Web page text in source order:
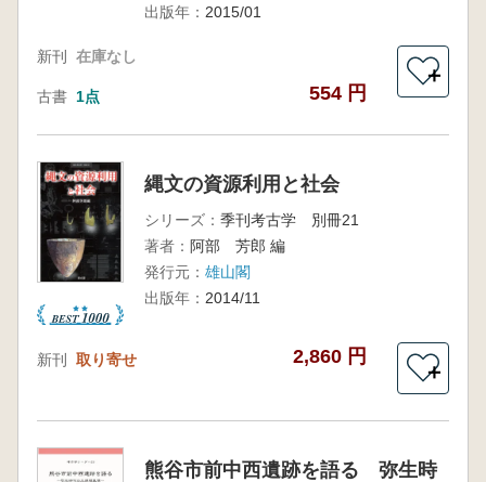
出版年： 2015/01
新刊 在庫なし
古書 1点 554 円
＋
縄文の資源利用と社会
シリーズ： 季刊考古学 別冊21
著者： 阿部 芳郎 編
発行元： 雄山閣
出版年： 2014/11
新刊 取り寄せ 2,860 円
＋
熊谷市前中西遺跡を語る 弥生時